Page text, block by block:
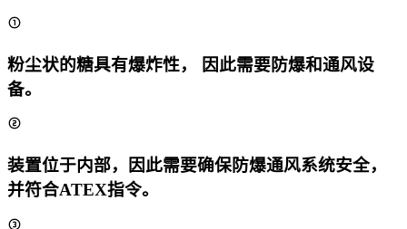
粉尘状的糖具有爆炸性， 因此需要防爆和通风设
备。
装置位于内部，因此需要确保防爆通风系统安全，
并符合ATEX指令。